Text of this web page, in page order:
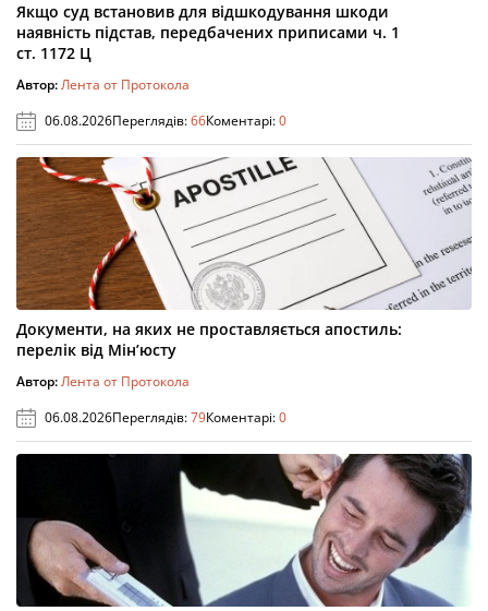
Якщо суд встановив для відшкодування шкоди
наявність підстав, передбачених приписами ч. 1
ст. 1172 Ц
Автор:Лента от Протокола
06.08.2026Переглядів:66Коментарі:0
Документи, на яких не проставляється апостиль:
перелік від Мін’юсту
Автор:Лента от Протокола
06.08.2026Переглядів:79Коментарі:0